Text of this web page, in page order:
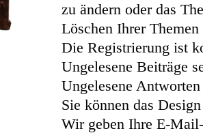
zu ändern oder das
Löschen Ihrer
Die Registrierung ist
Ungelesene Beiträge
Ungelesene
Sie können das
Wir geben Ihre E-